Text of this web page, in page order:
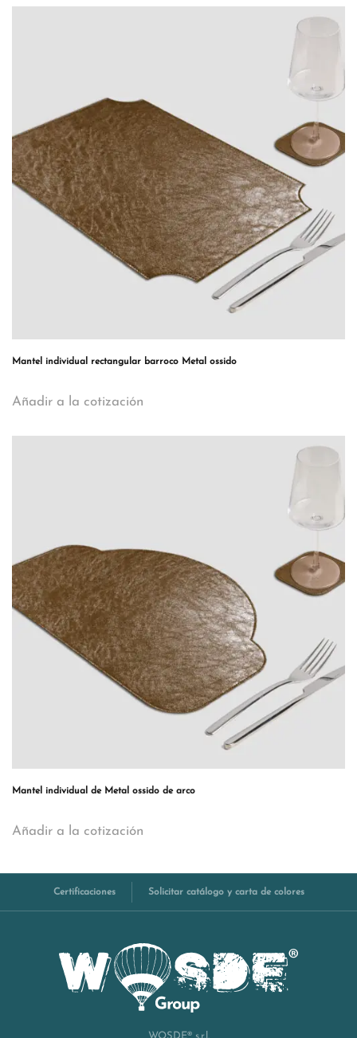
Mantel individual rectangular barroco Metal ossido
Añadir a la cotización
Mantel individual de Metal ossido de arco
Añadir a la cotización
Certificaciones Solicitar catálogo y carta de colores